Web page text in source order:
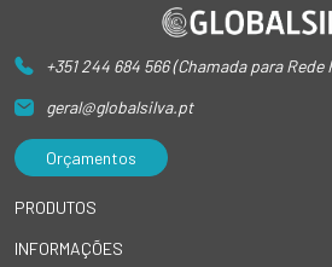
+351 244 684 566 (Chamada para
geral@globalsilva.pt
Orçamentos
PRODUTOS
INFORMAÇÕES